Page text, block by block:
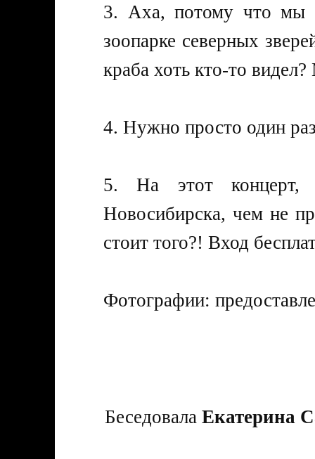
3. Аха, потому что мы
зоопарке северных
краба хоть кто-то
4. Нужно просто один
5. На этот концерт,
Новосибирска, чем не
стоит того?! Вход
Фотографии:
Беседовала Екатерина